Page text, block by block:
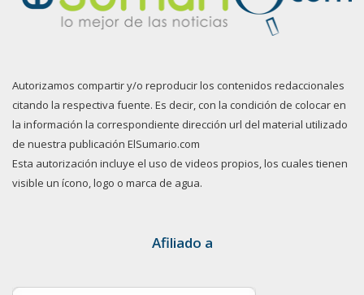
Autorizamos compartir y/o reproducir los contenidos redaccionales
citando la respectiva fuente. Es decir, con la condición de colocar en
la información la correspondiente dirección url del material utilizado
de nuestra publicación ElSumario.com
Esta autorización incluye el uso de videos propios, los cuales tienen
visible un ícono, logo o marca de agua.
Afiliado a